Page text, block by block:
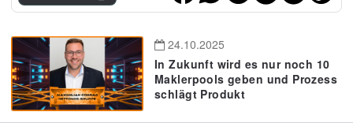
24.10.2025
In Zukunft wird es nur noch 10
Maklerpools geben und Prozess
schlägt Produkt